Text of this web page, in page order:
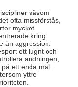
såsom
ofta missförstås,
mycket
kring
än aggression.
ett lugnt och
andningen,
ett enda mål.
yttre